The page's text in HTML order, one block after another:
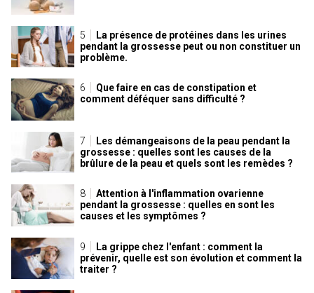
La présence de protéines dans les urines
pendant la grossesse peut ou non constituer un
problème.
Que faire en cas de constipation et
comment déféquer sans difficulté ?
Les démangeaisons de la peau pendant la
grossesse : quelles sont les causes de la
brûlure de la peau et quels sont les remèdes ?
Attention à l'inflammation ovarienne
pendant la grossesse : quelles en sont les
causes et les symptômes ?
La grippe chez l'enfant : comment la
prévenir, quelle est son évolution et comment la
traiter ?